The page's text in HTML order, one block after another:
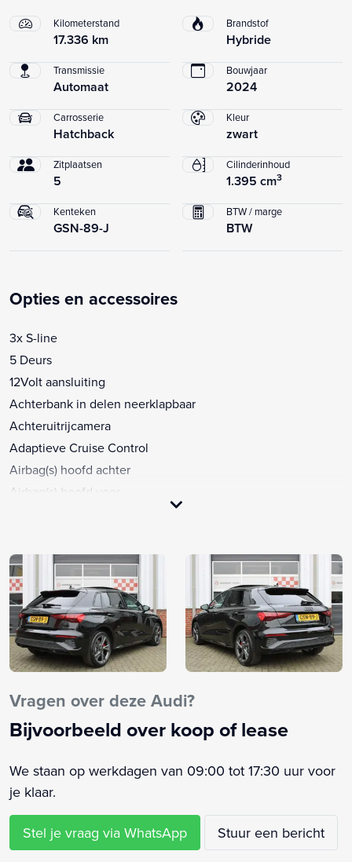
Kilometerstand
17.336 km
Brandstof
Hybride
Transmissie
Automaat
Bouwjaar
2024
Carrosserie
Hatchback
Kleur
zwart
Zitplaatsen
5
Cilinderinhoud
1.395 cm3
Kenteken
GSN-89-J
BTW / marge
BTW
Opties en accessoires
3x S-line
5 Deurs
12Volt aansluiting
Achterbank in delen neerklapbaar
Achteruitrijcamera
Adaptieve Cruise Control
Airbag(s) hoofd achter
Airbag(s) hoofd voor
Airbag passagier
Airco
Alarm klasse 1(startblokkering)
Aluminium interieur afwerking
Ambiance verlichting
Android Auto
Anti doorSlip Regeling
Apple CarPlay
Armsteun voor
Audi Connect
Audio installatie premium
Audi pre-sense
Vragen over deze Audi?
Bijvoorbeeld over koop of lease
We staan op werkdagen van 09:00 tot 17:30 uur voor
je klaar.
Stel je vraag via WhatsApp Stuur een bericht